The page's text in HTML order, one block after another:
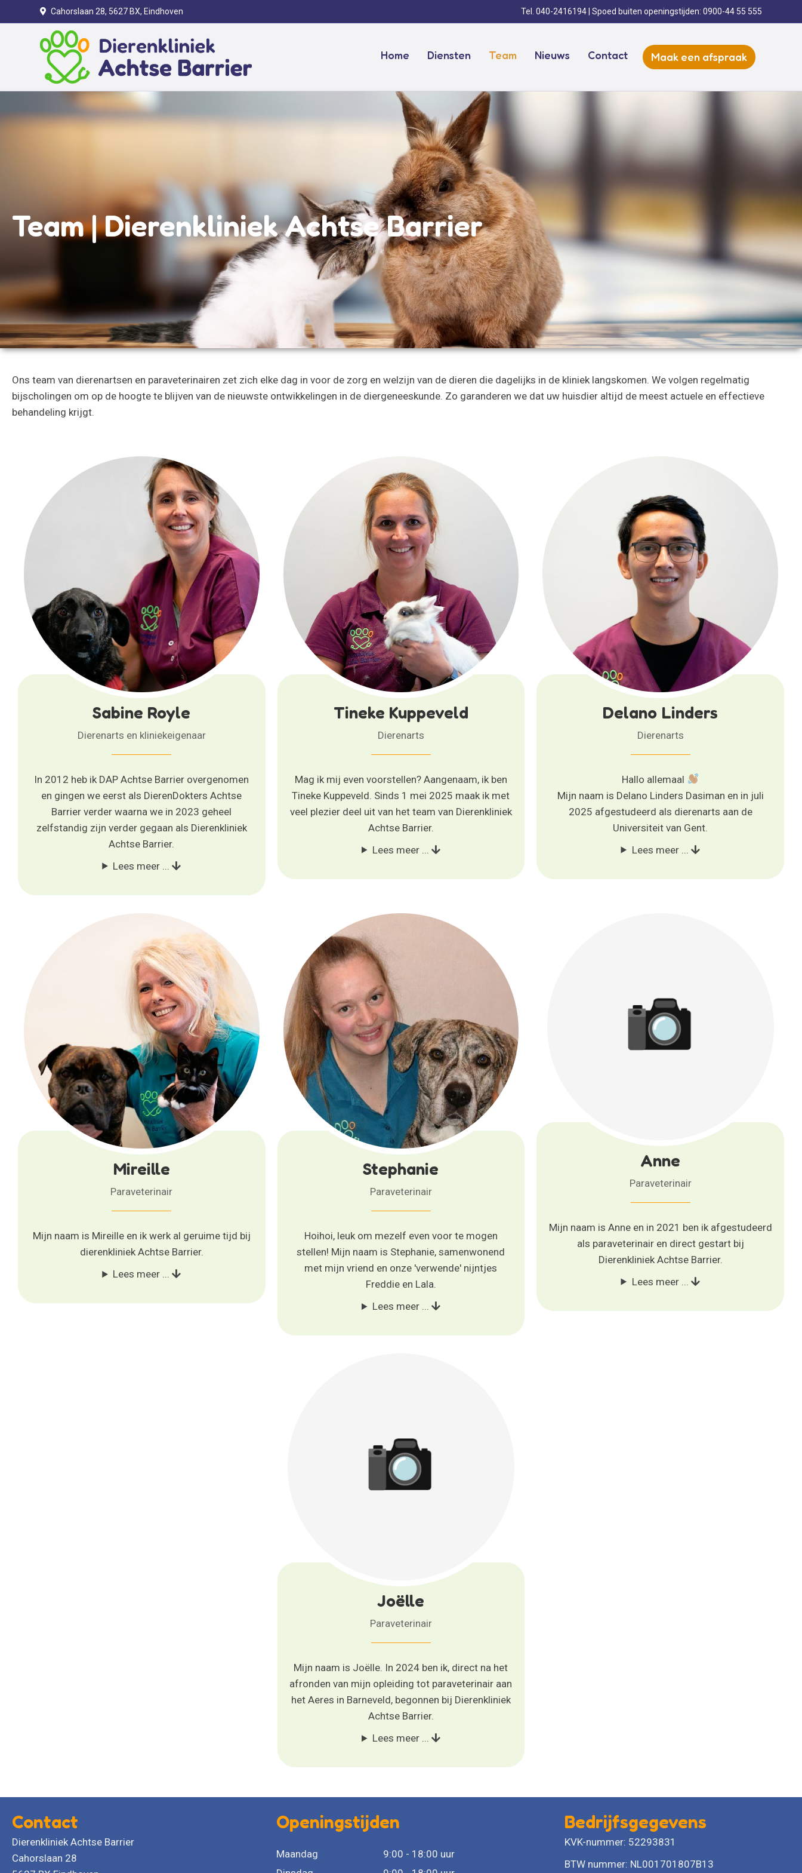
Cahorslaan 28, 5627 BX, Eindhoven Tel. 040-2416194| Spoed buiten openingstijden: 0900-44 55 555
Home Diensten Team Nieuws Contact Maak een afspraak
Team | Dierenkliniek Achtse Barrier
Ons team van dierenartsen en paraveterinairen zet zich elke dag in voor de zorg en welzijn van de dieren die dagelijks in de kliniek langskomen. We volgen regelmatig
bijscholingen om op de hoogte te blijven van de nieuwste ontwikkelingen in de diergeneeskunde. Zo garanderen we dat uw huisdier altijd de meest actuele en effectieve
behandeling krijgt.
Sabine Royle
Dierenarts en kliniekeigenaar
In 2012 heb ik DAP Achtse Barrier overgenomen
en gingen we eerst als DierenDokters Achtse
Barrier verder waarna we in 2023 geheel
zelfstandig zijn verder gegaan als Dierenkliniek
Achtse Barrier.
Lees meer ...
Tineke Kuppeveld
Dierenarts
Mag ik mij even voorstellen? Aangenaam, ik ben
Tineke Kuppeveld. Sinds 1 mei 2025 maak ik met
veel plezier deel uit van het team van Dierenkliniek
Achtse Barrier.
Lees meer ...
Delano Linders
Dierenarts
Hallo allemaal
Mijn naam is Delano Linders Dasiman en in juli
2025 afgestudeerd als dierenarts aan de
Universiteit van Gent.
Lees meer ...
Mireille
Paraveterinair
Mijn naam is Mireille en ik werk al geruime tijd bij
dierenkliniek Achtse Barrier.
Lees meer ...
Stephanie
Paraveterinair
Hoihoi, leuk om mezelf even voor te mogen
stellen! Mijn naam is Stephanie, samenwonend
met mijn vriend en onze 'verwende' nijntjes
Freddie en Lala.
Lees meer ...
Anne
Paraveterinair
Mijn naam is Anne en in 2021 ben ik afgestudeerd
als paraveterinair en direct gestart bij
Dierenkliniek Achtse Barrier.
Lees meer ...
Joëlle
Paraveterinair
Mijn naam is Joëlle. In 2024 ben ik, direct na het
afronden van mijn opleiding tot paraveterinair aan
het Aeres in Barneveld, begonnen bij Dierenkliniek
Achtse Barrier.
Lees meer ...
Contact
Dierenkliniek Achtse Barrier
Cahorslaan 28
Openingstijden
Maandag
9:00 - 18:00 uur
Bedrijfsgegevens
KVK-nummer: 52293831
BTW nummer: NL001701807B13